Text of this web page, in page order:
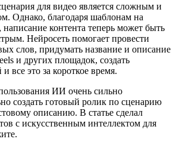
для видео является сложным и
Однако, благодаря шаблонам на
контента теперь может быть
Нейросеть помогает провести
слов, придумать название и описание
и других площадок, создать
все это за короткое время.
ИИ очень сильно
создать готовый ролик по сценарию
описанию. В статье сделал
с искусственным интеллектом для